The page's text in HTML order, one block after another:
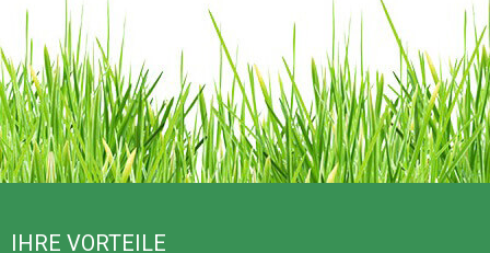
IHRE VORTEILE